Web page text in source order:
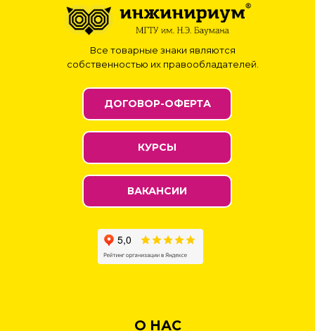
Все товарные знаки являются
собственностью их правообладателей.
О НАС
ВАКАНСИИ
КУРСЫ
ДОГОВОР-ОФЕРТА